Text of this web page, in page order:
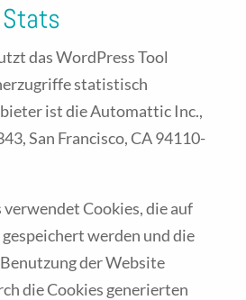
das WordPress Tool
statistisch
ist die Automattic Inc.,
San Francisco, CA 94110-
Cookies, die auf
werden und die
der Website
die Cookies generierten